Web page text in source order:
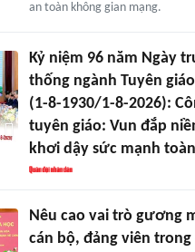
an toàn không gian mạng.
Kỷ niệm 96 năm Ngày
thống ngành Tuyên
(1-8-1930/1-8-2026):
tuyên giáo: Vun đắp
khơi dậy sức mạnh
Nêu cao vai trò gương
cán bộ, đảng viên trong